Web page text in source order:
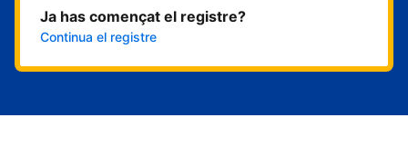
Ja has començat el registre?
Continua el registre